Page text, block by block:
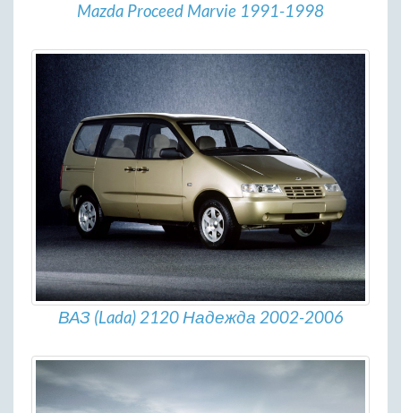
Mazda Proceed Marvie 1991-1998
ВАЗ (Lada) 2120 Надежда 2002-2006